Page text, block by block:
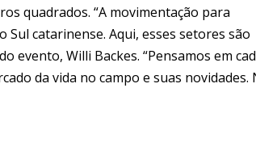
quadrados. “A movimentação para
catarinense. Aqui, esses setores são
Willi Backes. “Pensamos em
da vida no campo e suas novidades.